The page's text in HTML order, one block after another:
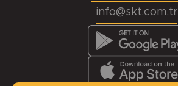
info@skt.com.tr